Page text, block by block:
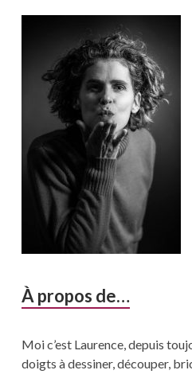
latérale
principale
À propos de…
Moi c’est Laurence, depuis
doigts à dessiner, découper,